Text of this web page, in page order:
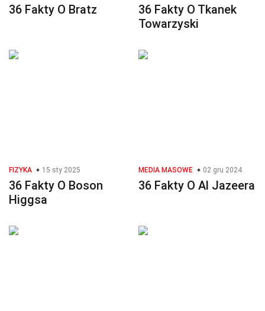
36 Fakty O Bratz
36 Fakty O Tkanek
Towarzyski
FIZYKA 15 sty 2025
36 Fakty O Boson
Higgsa
MEDIA MASOWE 02 gru 2024
36 Fakty O Al Jazeera